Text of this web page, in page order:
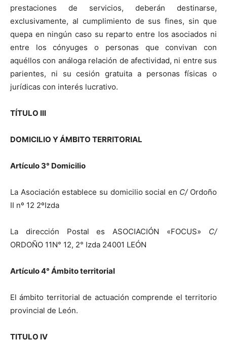
prestaciones de servicios, deberán destinarse,
exclusivamente, al cumplimiento de sus fines, sin que
quepa en ningún caso su reparto entre los asociados ni
entre los cónyuges o personas que convivan con
aquéllos con análoga relación de afectividad, ni entre sus
parientes, ni su cesión gratuita a personas físicas o
jurídicas con interés lucrativo.
TÍTULO III
DOMICILIO Y ÁMBITO TERRITORIAL
Artículo 3° Domicilio
La Asociación establece su domicilio social en C/ Ordoño
II nº 12 2ºIzda
La dirección Postal es ASOCIACIÓN «FOCUS» C/
ORDOÑO 11N° 12, 2° Izda 24001 LEÓN
Artículo 4° Ámbito territorial
El ámbito territorial de actuación comprende el territorio
provincial de León.
TITULO IV